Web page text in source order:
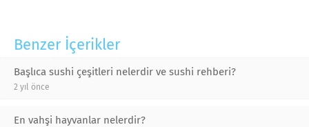
Benzer İçerikler
Başlıca sushi çeşitleri nelerdir ve sushi rehberi?
2 yıl önce
En vahşi hayvanlar nelerdir?